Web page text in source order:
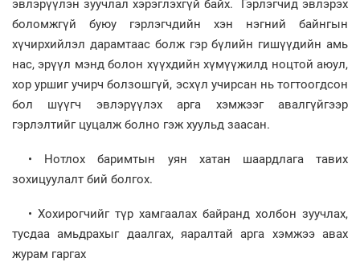
эвлэрүүлэн зуучлал хэрэглэхгүй байх. Гэрлэгчид эвлэрэх
боломжгүй буюу гэрлэгчдийн хэн нэгний байнгын
хүчирхийлэл дарамтаас болж гэр бүлийн гишүүдийн амь
нас, эрүүл мэнд болон хүүхдийн хүмүүжилд ноцтой аюул,
хор уршиг учирч болзошгүй, эсхүл учирсан нь тогтоогдсон
бол шүүгч эвлэрүүлэх арга хэмжээг авалгүйгээр
гэрлэлтийг цуцалж болно гэж хуульд заасан.
• Нотлох баримтын уян хатан шаардлага тавих
зохицуулалт бий болгох.
• Хохирогчийг түр хамгаалах байранд холбон зуучлах,
тусдаа амьдрахыг даалгах, яаралтай арга хэмжээ авах
журам гаргах